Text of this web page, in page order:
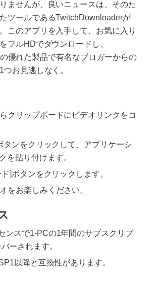
ませんが、良いニュースは、そのた
ツールであるTwitchDownloaderが
このアプリを入手して、お気に入り
フルHDでダウンロードし、
優れた製品で有名なブロガーからの
お見逃しなく。
クリップボードにビデオリンクをコ
タンをクリックして、アプリケーシ
を貼り付けます。
]ボタンをクリックします。
をお楽しみください。
ンスで1-PCの1年間のサブスクリプ
ーされます。
以降と互換性があります。